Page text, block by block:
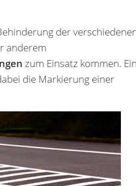
der
anderem
zum Einsatz kommen.
die Markierung einer